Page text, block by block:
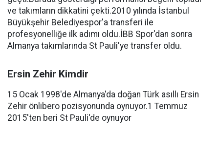
ve takımların dikkatini çekti.2010 yılında İstanbul
Büyükşehir Belediyespor'a transferi ile
profesyonelliğe ilk adımı oldu.İBB Spor'dan sonra
Almanya takımlarında St Pauli'ye transfer oldu.
Ersin Zehir Kimdir
15 Ocak 1998'de Almanya'da doğan Türk asıllı Ersin
Zehir önlibero pozisyonunda oynuyor.1 Temmuz
2015'ten beri St Pauli'de oynuyor